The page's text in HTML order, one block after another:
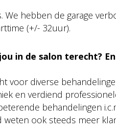
We hebben de garage
(+/- 32uur).
in de salon terecht?
voor diverse
en verdiend
behandelingen
weten ook steeds meer